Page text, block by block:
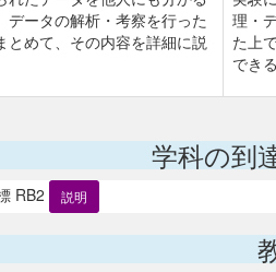
データの解析・考察を行った
とめて、その内容を詳細に説
理・
た上
でき
学科の到
RB2 説明